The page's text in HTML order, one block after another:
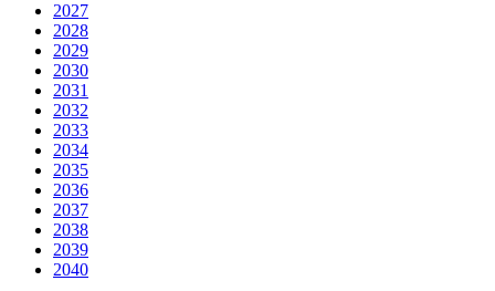
2027
2028
2029
2030
2031
2032
2033
2034
2035
2036
2037
2038
2039
2040